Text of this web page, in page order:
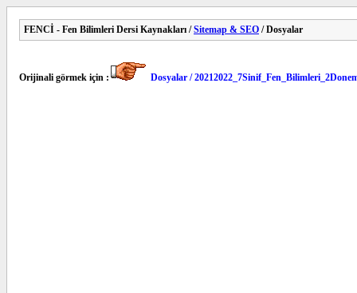
FENCİ - Fen Bilimleri Dersi Kaynakları /Sitemap & SEO / Dosyalar
Orijinali görmek için : Dosyalar /